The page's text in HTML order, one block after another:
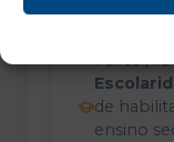
Feiras |
de
ensino